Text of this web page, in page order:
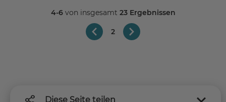
2
4-6von insgesamt 23 Ergebnissen
Diese Seite teilen